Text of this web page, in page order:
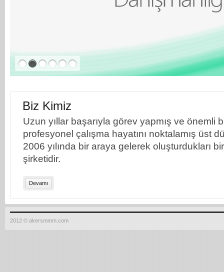
Biz Kimiz
Uzun yıllar başarıyla görev yapmış ve önemli
profesyonel çalışma hayatını noktalamış üst
2006 yılında bir araya gelerek oluşturdukları
şirketidir.
Devamı
2012 © akersmmm.com